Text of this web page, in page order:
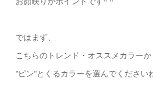
ではまず、
こちらのトレンド・オススメカラーか
”ピン”とくるカラーを選んでください